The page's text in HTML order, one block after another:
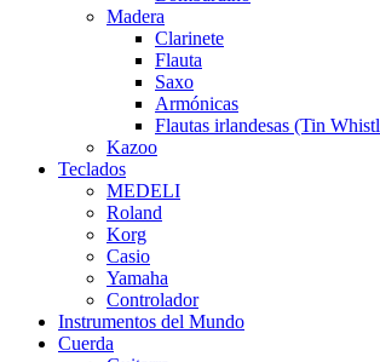
Madera
Clarinete
Flauta
Saxo
Armónicas
Flautas irlandesas (Tin
Kazoo
Teclados
MEDELI
Roland
Korg
Casio
Yamaha
Controlador
Instrumentos del Mundo
Cuerda